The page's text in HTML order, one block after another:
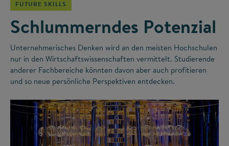
FUTURE SKILLS
Schlummerndes Potenzial
Unternehmerisches Denken wird an den meisten Hochschulen
nur in den Wirtschaftswissenschaften vermittelt. Studierende
anderer Fachbereiche könnten davon aber auch profitieren
und so neue persönliche Perspektiven entdecken.